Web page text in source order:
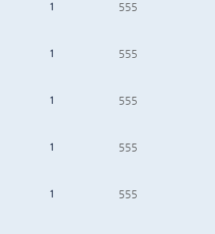
1 555
1 555
1 555
1 555
1 555